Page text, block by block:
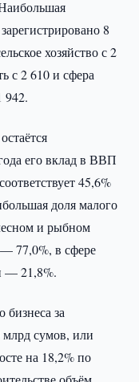
8
хозяйство с 2
с 2 610 и сфера
942.
его вклад в ВВП
45,6%
доля малого
и рыбном
— 77,0%, в сфере
— 21,8%.
за
млрд сумов, или
на 18,2% по